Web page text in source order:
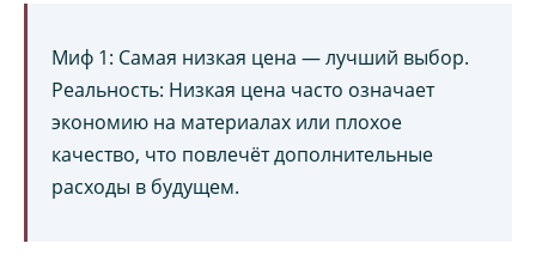
Миф 1: Самая низкая цена — лучший выбор.
Реальность: Низкая цена часто означает
экономию на материалах или плохое
качество, что повлечёт дополнительные
расходы в будущем.